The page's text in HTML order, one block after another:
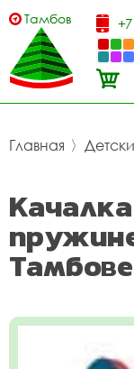
Тамбов
Главная 〉
Тамбове